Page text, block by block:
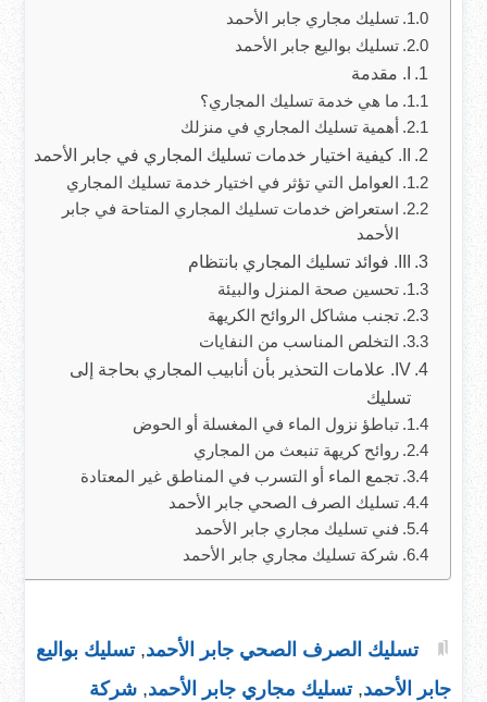
تسليك مجاري جابر الأحمد
تسليك بواليع جابر الأحمد
I. مقدمة
ما هي خدمة تسليك المجاري؟
أهمية تسليك المجاري في منزلك
II. كيفية اختيار خدمات تسليك المجاري في جابر الأحمد
العوامل التي تؤثر في اختيار خدمة تسليك المجاري
استعراض خدمات تسليك المجاري المتاحة في جابر
الأحمد
III. فوائد تسليك المجاري بانتظام
تحسين صحة المنزل والبيئة
تجنب مشاكل الروائح الكريهة
التخلص المناسب من النفايات
IV. علامات التحذير بأن أنابيب المجاري بحاجة إلى
تسليك
تباطؤ نزول الماء في المغسلة أو الحوض
روائح كريهة تنبعث من المجاري
تجمع الماء أو التسرب في المناطق غير المعتادة
تسليك الصرف الصحي جابر الأحمد
فني تسليك مجاري جابر الأحمد
شركة تسليك مجاري جابر الأحمد
تسليك الصرف الصحي جابر الأحمد,تسليك بواليع
جابر الأحمد,تسليك مجاري جابر الأحمد, شركة